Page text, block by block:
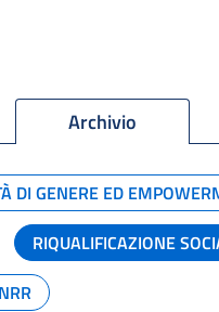
Archivio
DI GENERE ED
RIQUALIFICAZIONE